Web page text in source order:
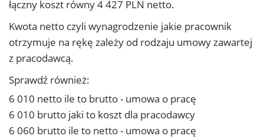
łączny koszt równy 4 427 PLN netto.
Kwota netto czyli wynagrodzenie jakie pracownik
otrzymuje na rękę zależy od rodzaju umowy zawartej
z pracodawcą.
Sprawdź również:
6 010 netto ile to brutto - umowa o pracę
6 010 brutto jaki to koszt dla pracodawcy
6 060 brutto ile to netto - umowa o pracę